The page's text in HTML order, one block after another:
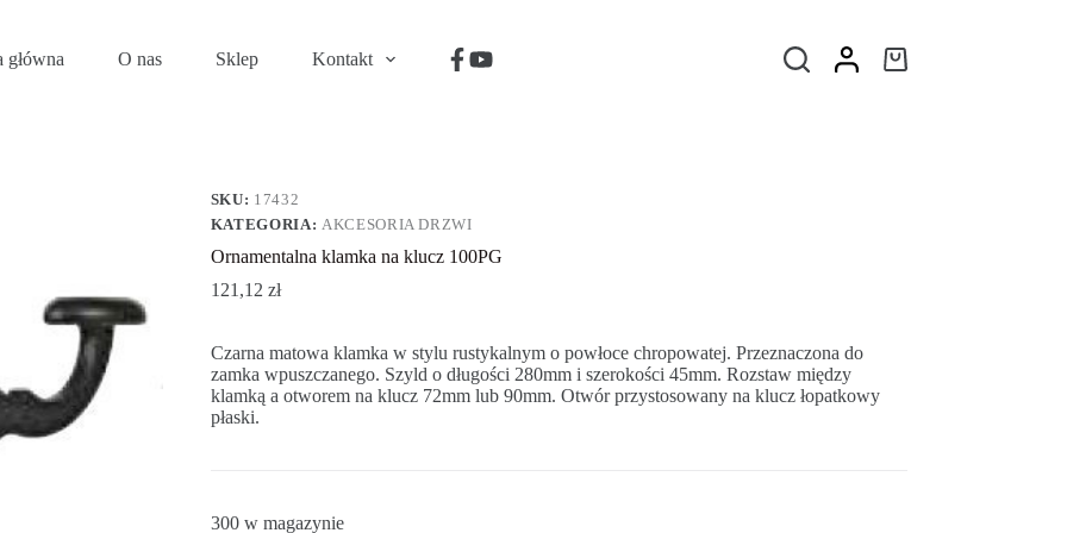
do koszyka
główna O nas Sklep Kontakt
SKU: 17432
KATEGORIA: AKCESORIA DRZWI
Ornamentalna klamka na klucz 100PG
121,12 zł
Czarna matowa klamka w stylu rustykalnym o powłoce chropowatej. Przeznaczona do
zamka wpuszczanego. Szyld o długości 280mm i szerokości 45mm. Rozstaw między
klamką a otworem na klucz 72mm lub 90mm. Otwór przystosowany na klucz łopatkowy
płaski.
300 w magazynie